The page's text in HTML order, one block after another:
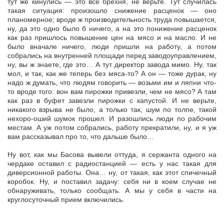
такая ситуация: произошло снижение расценок — оно
планомерное; вроде ж производительность труда повышается,
ну, да это одно было б ничего, а на это понижение расценок
как раз пришлось повышение цен на мясо и на масло. И не
было вначале ничего, люди пришли на работу, а потом
собрались на внутренней площади перед заводоуправлением,
ну, вы ж знаете, где это… А тут директор завода мимо. Ну, так
мол, и так, как же теперь без мяса-то? А он — тоже дурак, ну
надо ж думать, что людям говорить — возьми им и ляпни что-
то вроде того: вон вам пирожки привезли, чем не мясо? А там
как раз в буфет завезли пирожки с капустой. И не верьте,
никакого взрыва не было, а только так, шум по толпе, такой
нехоро-оший шумок прошел. И разошлись люди по рабочим
местам. А уж потом собрались, работу прекратили, ну, и я уж
вам рассказывал про то, что дальше было…
Ну вот, как мы Басова вывели оттуда, я сержанта одного на
чердаке оставил с радиостанцией — есть у нас такая для
диверсионной работы. Она… ну, от такая, как этот спичечный
коробок. Ну, и поставил задачу: себя ни в коем случае не
обнаруживать, только сообщать. А мы у себя в части на
круглосуточный прием включились.